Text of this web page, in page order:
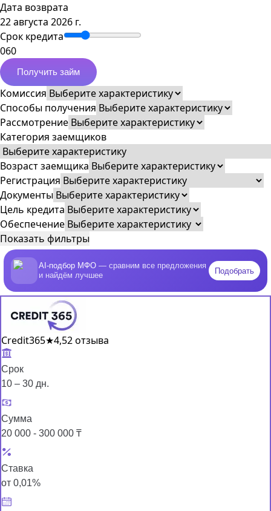
Дата возврата
22 августа 2026 г.
Срок кредита
060
Получить займ
Комиссия
Способы получения
Рассмотрение
Категория заемщиков
Возраст заемщика
Регистрация
Документы
Цель кредита
Обеспечение
Показать фильтры
AI-подбор МФО — сравним все предложения
и найдём лучшее
Подобрать
Credit365★4,52 отзыва
Срок
10 – 30 дн.
Сумма
20 000 - 300 000 ₸
Ставка
от 0,01%